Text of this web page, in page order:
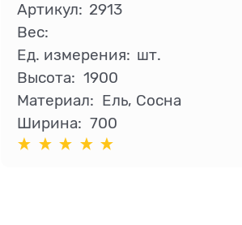
Артикул: 2913
Вес:
Ед. измерения: шт.
Высота: 1900
Материал: Ель, Сосна
Ширина: 700